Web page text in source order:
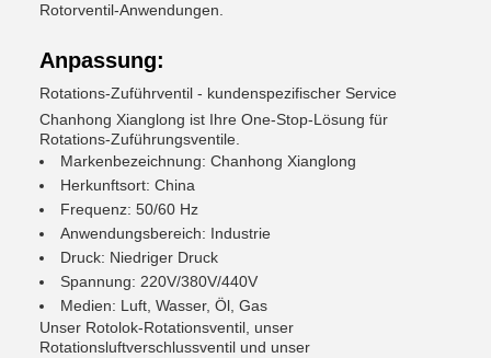
Rotorventil-Anwendungen.
Anpassung:
Rotations-Zuführventil - kundenspezifischer Service
Chanhong Xianglong ist Ihre One-Stop-Lösung für
Rotations-Zuführungsventile.
Markenbezeichnung: Chanhong Xianglong
Herkunftsort: China
Frequenz: 50/60 Hz
Anwendungsbereich: Industrie
Druck: Niedriger Druck
Spannung: 220V/380V/440V
Medien: Luft, Wasser, Öl, Gas
Unser Rotolok-Rotationsventil, unser
Rotationsluftverschlussventil und unser